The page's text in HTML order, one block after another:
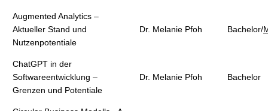
Augmented Analytics –
Aktueller Stand und
Nutzenpotentiale
Dr. Melanie Pfoh Bachelor/
ChatGPT in der
Softwareentwicklung –
Grenzen und Potentiale
Dr. Melanie Pfoh Bachelor